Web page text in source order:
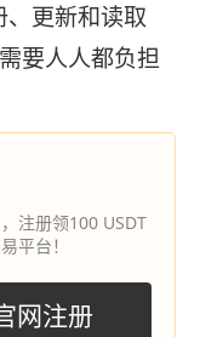
、更新和读取
要人人都负担
注册领100 USDT
平台！
网注册